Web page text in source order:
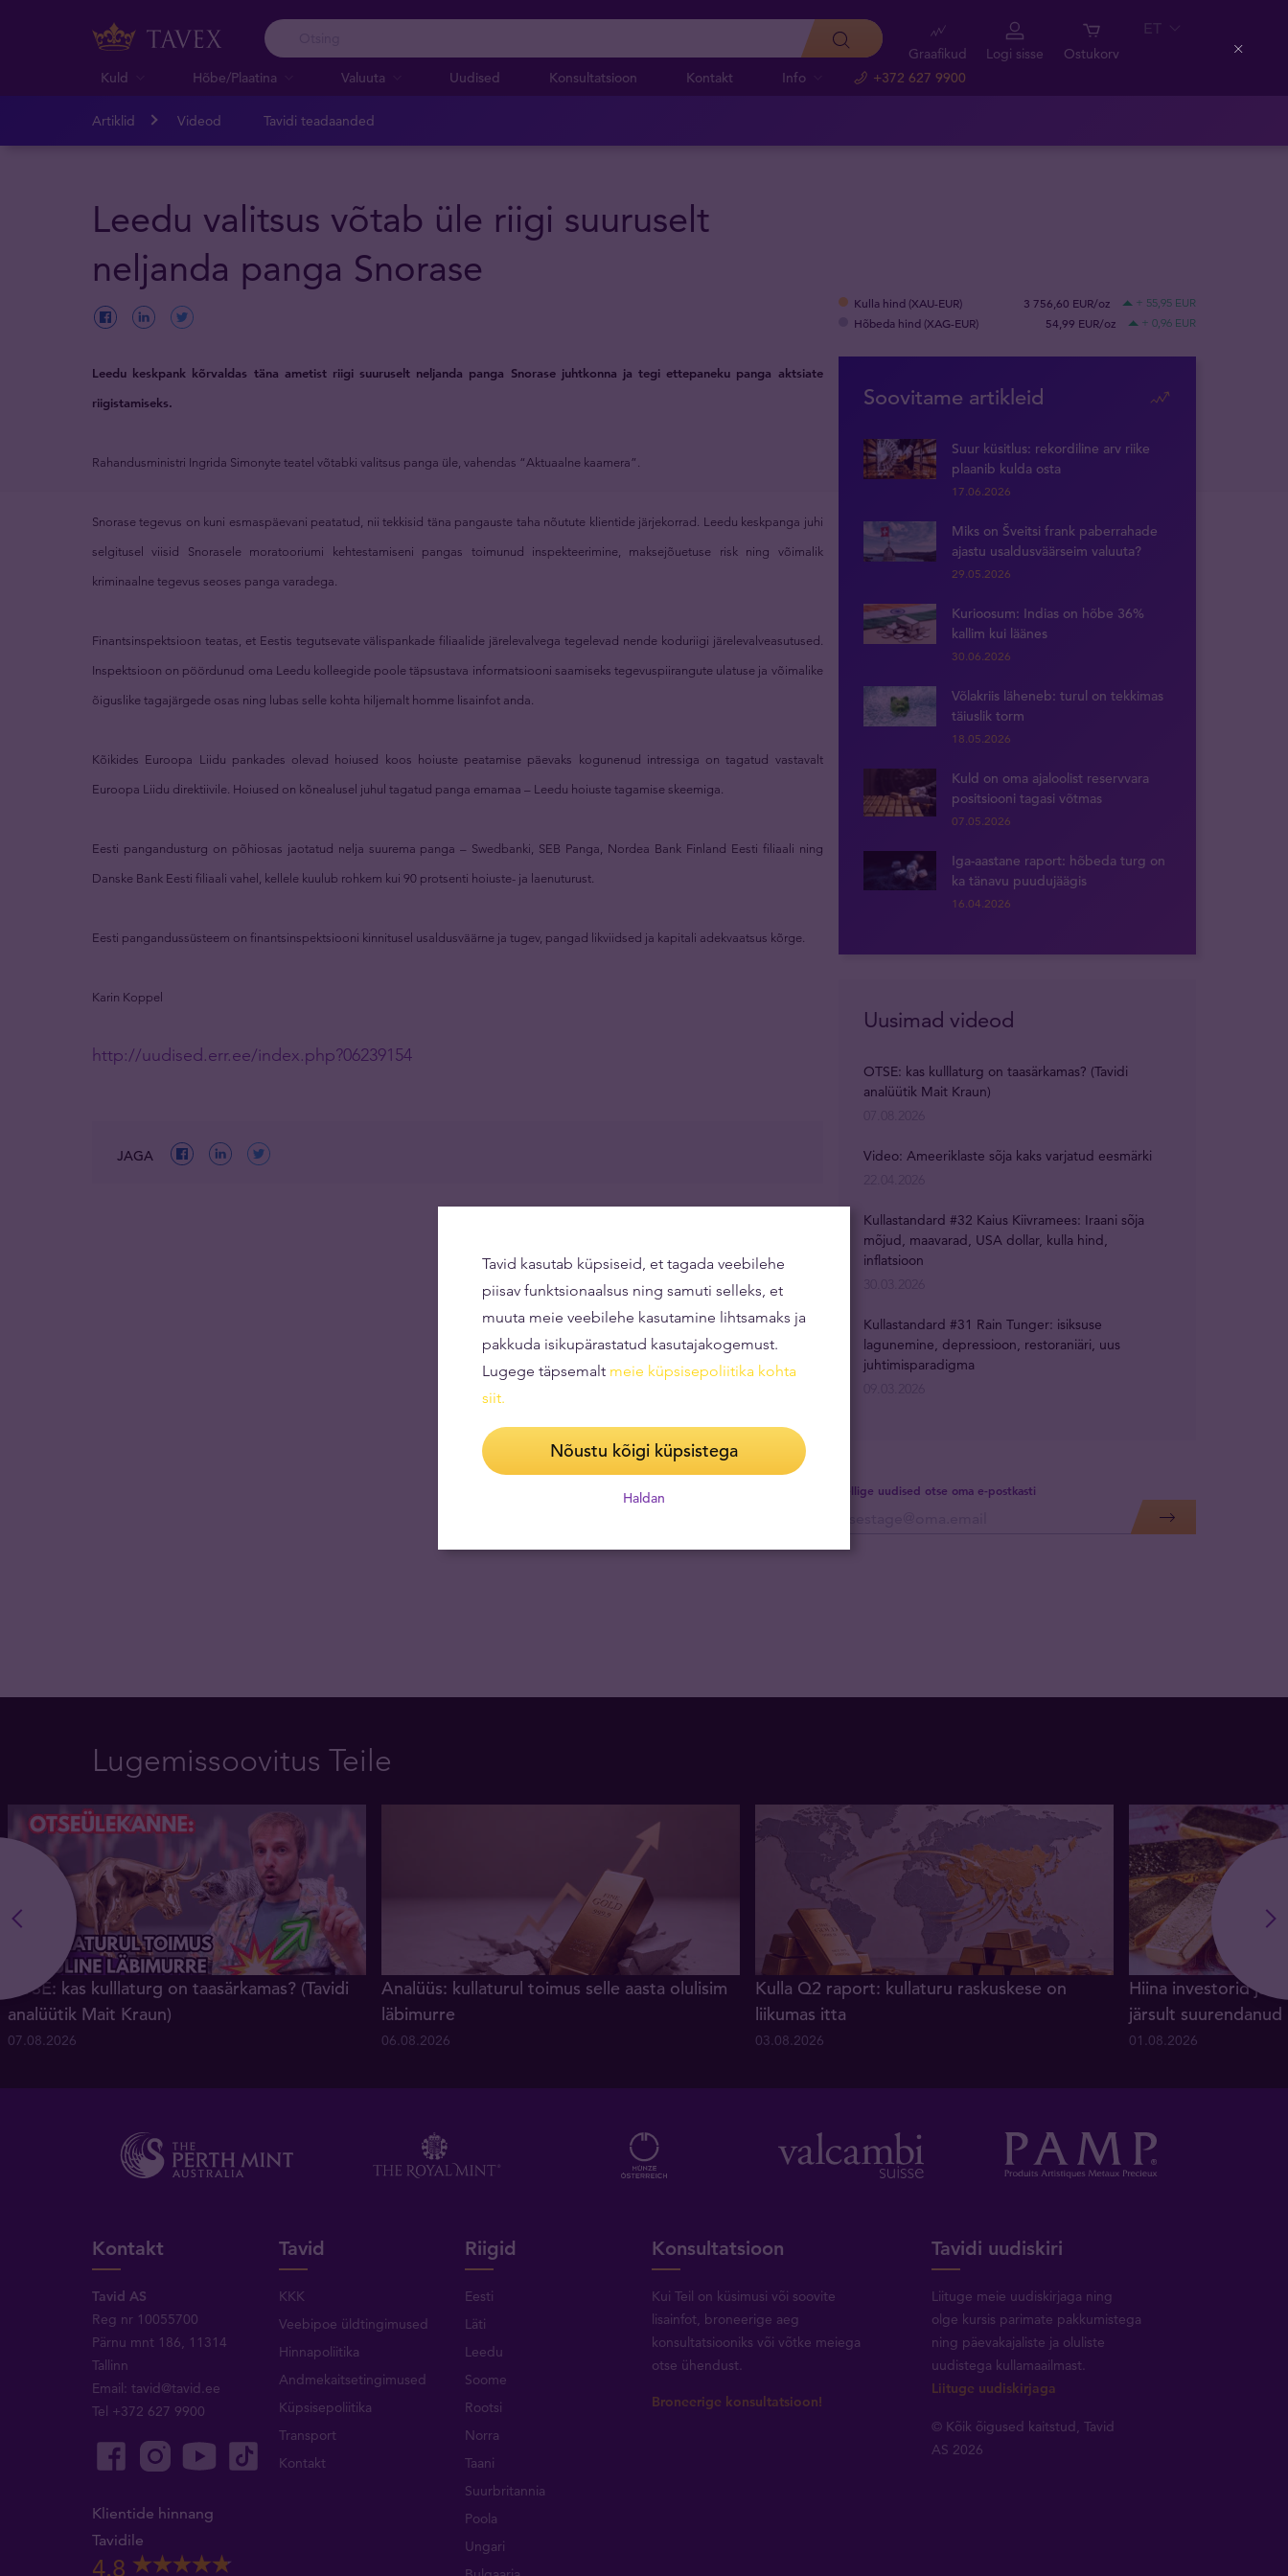
Kuld Hõbe/Plaatina Valuuta Uudised Konsultatsioon Kontakt Info +372 627 9900
Graafikud Logi sisse Ostukorv
ET
Artiklid Videod Tavidi teadaanded
Leedu valitsus võtab üle riigi suuruselt
neljanda panga Snorase
Kulla hind (XAU-EUR) 3 756,60 EUR/oz + 55,95 EUR
Hõbeda hind (XAG-EUR) 54,99 EUR/oz + 0,96 EUR
Leedu keskpank kõrvaldas täna ametist riigi suuruselt neljanda panga Snorase juhtkonna ja tegi ettepaneku panga aktsiate
riigistamiseks.
Rahandusministri Ingrida Simonyte teatel võtabki valitsus panga üle, vahendas “Aktuaalne kaamera”.
Snorase tegevus on kuni esmaspäevani peatatud, nii tekkisid täna pangauste taha nõutute klientide järjekorrad. Leedu keskpanga juhi
selgitusel viisid Snorasele moratooriumi kehtestamiseni pangas toimunud inspekteerimine, maksejõuetuse risk ning võimalik
kriminaalne tegevus seoses panga varadega.
Finantsinspektsioon teatas, et Eestis tegutsevate välispankade filiaalide järelevalvega tegelevad nende koduriigi järelevalveasutused.
Inspektsioon on pöördunud oma Leedu kolleegide poole täpsustava informatsiooni saamiseks tegevuspiirangute ulatuse ja võimalike
õiguslike tagajärgede osas ning lubas selle kohta hiljemalt homme lisainfot anda.
Kõikides Euroopa Liidu pankades olevad hoiused koos hoiuste peatamise päevaks kogunenud intressiga on tagatud vastavalt
Euroopa Liidu direktiivile. Hoiused on kõnealusel juhul tagatud panga emamaa – Leedu hoiuste tagamise skeemiga.
Eesti pangandusturg on põhiosas jaotatud nelja suurema panga – Swedbanki, SEB Panga, Nordea Bank Finland Eesti filiaali ning
Danske Bank Eesti filiaali vahel, kellele kuulub rohkem kui 90 protsenti hoiuste- ja laenuturust.
Eesti pangandussüsteem on finantsinspektsiooni kinnitusel usaldusväärne ja tugev, pangad likviidsed ja kapitali adekvaatsus kõrge.
Karin Koppel
http://uudised.err.ee/index.php?06239154
JAGA
Soovitame artikleid
Suur küsitlus: rekordiline arv riike
plaanib kulda osta
17.06.2026
Miks on Šveitsi frank paberrahade
ajastu usaldusväärseim valuuta?
29.05.2026
Kurioosum: Indias on hõbe 36%
kallim kui läänes
30.06.2026
Võlakriis läheneb: turul on tekkimas
täiuslik torm
18.05.2026
Kuld on oma ajaloolist reservvara
positsiooni tagasi võtmas
07.05.2026
Iga-aastane raport: hõbeda turg on
ka tänavu puudujäägis
16.04.2026
Tellige uudised otse oma e-postkasti
Uusimad videod
OTSE: kas kulllaturg on taasärkamas? (Tavidi
analüütik Mait Kraun)
Video: Ameeriklaste sõja kaks varjatud eesmärki
Kullastandard #32 Kaius Kiivramees: Iraani sõja
mõjud, maavarad, USA dollar, kulla hind,
inflatsioon
Kullastandard #31 Rain Tunger: isiksuse
lagunemine, depressioon, restoraniäri, uus
juhtimisparadigma
Lugemissoovitus Teile
OTSE: kas kulllaturg on taasärkamas? (Tavidi
analüütik Mait Kraun)
07.08.2026
Analüüs: kullaturul toimus selle aasta olulisim
läbimurre
06.08.2026
Kulla Q2 raport: kullaturu raskuskese on
liikumas itta
03.08.2026
Hiina investorid ja
järsult suurendanud
01.08.2026
Kontakt
Tavid AS
Reg nr 10055700
Pärnu mnt 186, 11314
Tallinn
Email:tavid@tavid.ee
Tel +372 627 9900
Klientide hinnang
Tavidile
4.8
Tavid
KKK
Veebipoe üldtingimused
Hinnapoliitika
Andmekaitsetingimused
Küpsisepoliitika
Transport
Kontakt
Riigid
Eesti
Läti
Leedu
Soome
Rootsi
Norra
Taani
Suurbritannia
Poola
Ungari
Konsultatsioon
Kui Teil on küsimusi või soovite
lisainfot, broneerige aeg
konsultatsiooniks või võtke meiega
otse ühendust.
Broneerige konsultatsioon!
Tavidi uudiskiri
Liituge meie uudiskirjaga ning
olge kursis parimate pakkumistega
ning päevakajaliste ja oluliste
uudistega kullamaailmast.
Liituge uudiskirjaga
© Kõik õigused kaitstud, Tavid
AS 2026
Tavid kasutab küpsiseid, et tagada veebilehe
piisav funktsionaalsus ning samuti selleks, et
muuta meie veebilehe kasutamine lihtsamaks ja
pakkuda isikupärastatud kasutajakogemust.
Lugege täpsemalt meie küpsisepoliitika kohta
siit.
Nõustu kõigi küpsistega
Haldan
Close